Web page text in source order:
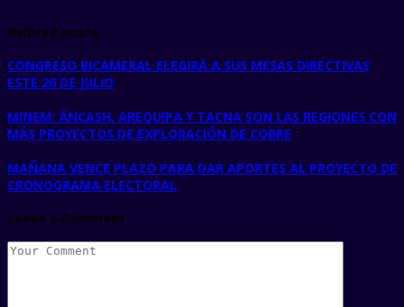
Related posts
CONGRESO BICAMERAL ELEGIRÁ A SUS MESAS DIRECTIVAS
ESTE 26 DE JULIO
MINEM: ÁNCASH, AREQUIPA Y TACNA SON LAS REGIONES CON
MÁS PROYECTOS DE EXPLORACIÓN DE COBRE
MAÑANA VENCE PLAZO PARA DAR APORTES AL PROYECTO DE
CRONOGRAMA ELECTORAL
Leave a Comment